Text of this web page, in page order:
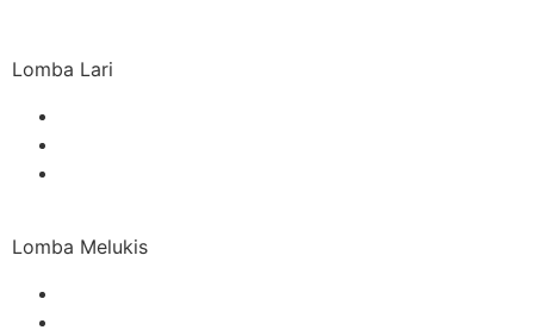
Lomba Lari
Lomba Melukis